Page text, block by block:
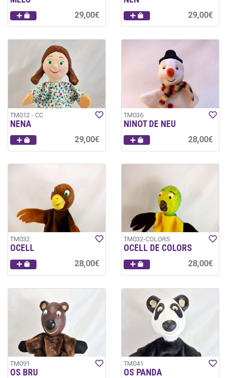
29,00€ 29,00€
TM012 - CC
NENA
29,00€
TM036
NINOT DE NEU
28,00€
TM032
OCELL
28,00€
TM032-COLORS
OCELL DE COLORS
28,00€
TM091
OS BRU
TM041
OS PANDA